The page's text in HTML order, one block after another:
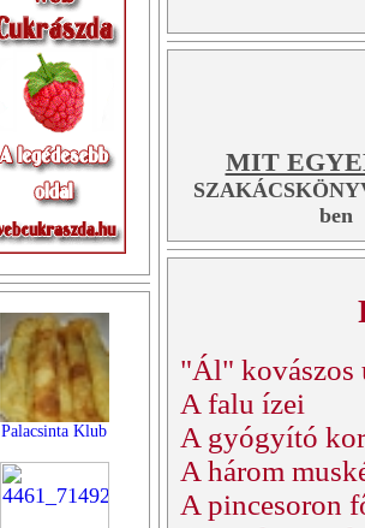
Palacsinta Klub
MIT
ben
"Ál" kovászos
A falu ízei
A gyógyító
A három
A pincesoron